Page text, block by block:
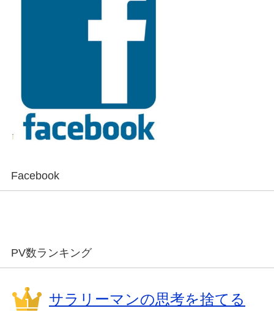
Facebook
PV数ランキング
サラリーマンの思考を捨てる